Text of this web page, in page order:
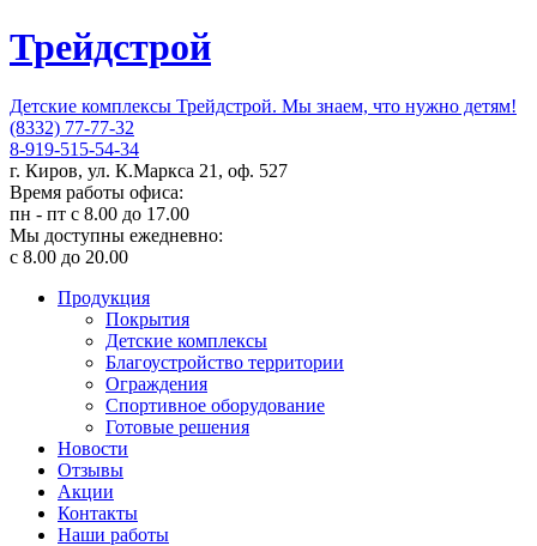
Трейдстрой
Детские комплексы Трейдстрой. Мы знаем, что нужно детям!
(8332) 77-77-32
8-919-515-54-34
г. Киров, ул. К.Маркса 21, оф. 527
Время работы офиса:
пн - пт с 8.00 до 17.00
Мы доступны ежедневно:
с 8.00 до 20.00
Продукция
Покрытия
Детские комплексы
Благоустройство территории
Ограждения
Спортивное оборудование
Готовые решения
Новости
Отзывы
Акции
Контакты
Наши работы